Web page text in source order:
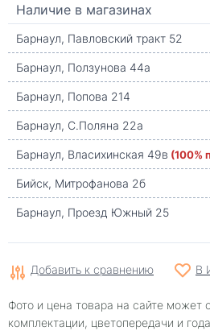
Наличие в магазинах
Барнаул, Павловский тракт 52
Барнаул, Ползунова 44а
Барнаул, Попова 214
Барнаул, С.Поляна 22а
Барнаул, Власихинская 49в (100%
Бийск, Митрофанова 2б
Барнаул, Проезд Южный 25
Добавить к сравнению В
Фото и цена товара на сайте может
комплектации, цветопередачи и